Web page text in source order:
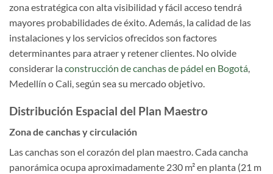
zona estratégica con alta visibilidad y fácil acceso tendrá
mayores probabilidades de éxito. Además, la calidad de las
instalaciones y los servicios ofrecidos son factores
determinantes para atraer y retener clientes. No olvide
considerar la construcción de canchas de pádel en Bogotá,
Medellín o Cali, según sea su mercado objetivo.
Distribución Espacial del Plan Maestro
Zona de canchas y circulación
Las canchas son el corazón del plan maestro. Cada cancha
panorámica ocupa aproximadamente 230 m² en planta (21 m